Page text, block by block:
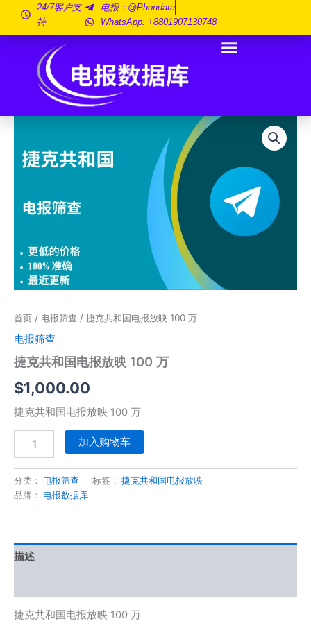
24/7客户支
持
电报：@phondata
WhatsApp: +8801907130748
首页 / 电报筛查 / 捷克共和国电报放映 100 万
电报筛查
捷克共和国电报放映 100 万
$1,000.00
捷克共和国电报放映 100 万
和
100
量
加入购物车
分类： 电报筛查 标签： 捷克共和国电报放映
品牌： 电报数据库
描述
捷克共和国电报放映 100 万